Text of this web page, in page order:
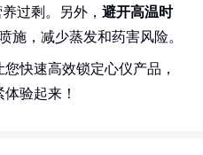
过剩。另外， 避开高温时
施，减少蒸发和药害风险。
快速高效锁定心仪产品，
验起来！